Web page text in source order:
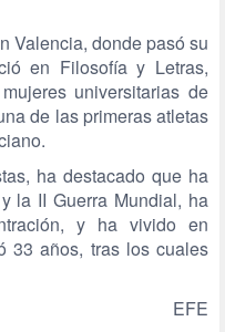
Valencia, donde pasó su
en Filosofía y Letras,
universitarias de
de las primeras atletas
ha destacado que ha
la II Guerra Mundial, ha
y ha vivido en
33 años, tras los cuales
EFE